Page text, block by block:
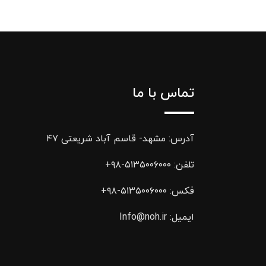
تماس با ما
آدرس: مشهد- قاسم آباد شریعتی ۴۷
تلفن: ۵۱۳۵۰۰۶۰۰۰-۹۸+
فکس: ۵۱۳۵۰۰۶۰۰۰-۹۸+
ایمیل: Info@noh.ir